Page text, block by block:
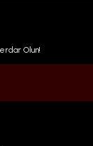
Olun!